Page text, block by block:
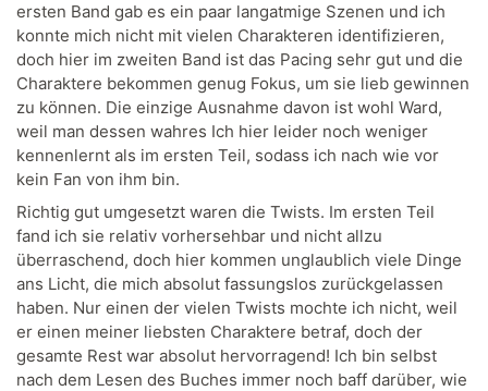
ersten Band gab es ein paar langatmige Szenen und ich
konnte mich nicht mit vielen Charakteren identifizieren,
doch hier im zweiten Band ist das Pacing sehr gut und die
Charaktere bekommen genug Fokus, um sie lieb gewinnen
zu können. Die einzige Ausnahme davon ist wohl Ward,
weil man dessen wahres Ich hier leider noch weniger
kennenlernt als im ersten Teil, sodass ich nach wie vor
kein Fan von ihm bin.
Richtig gut umgesetzt waren die Twists. Im ersten Teil
fand ich sie relativ vorhersehbar und nicht allzu
überraschend, doch hier kommen unglaublich viele Dinge
ans Licht, die mich absolut fassungslos zurückgelassen
haben. Nur einen der vielen Twists mochte ich nicht, weil
er einen meiner liebsten Charaktere betraf, doch der
gesamte Rest war absolut hervorragend! Ich bin selbst
nach dem Lesen des Buches immer noch baff darüber, wie